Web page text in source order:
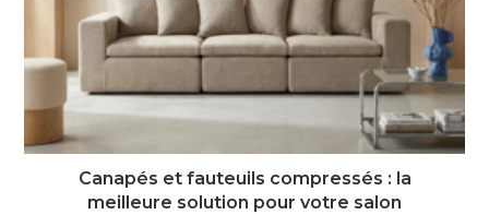
Canapés et fauteuils compressés : la
meilleure solution pour votre salon